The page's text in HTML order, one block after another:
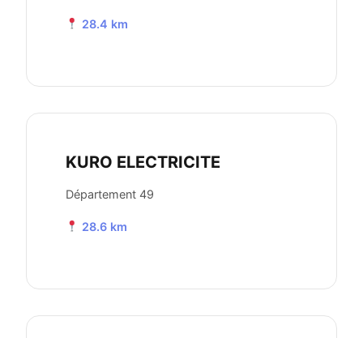
28.4 km
KURO ELECTRICITE
Département 49
28.6 km